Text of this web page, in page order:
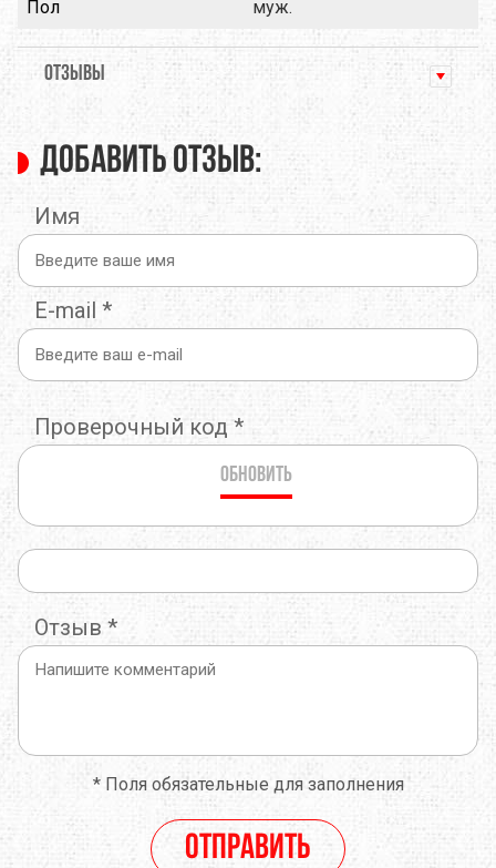
Пол муж.
ОТЗЫВЫ
Добавить отзыв:
Имя
E-mail *
Проверочный код *
Обновить
Отзыв *
*Поля обязательные для заполнения
Отправить